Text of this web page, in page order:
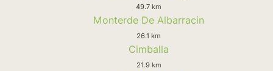
49.7 km
Monterde De Albarracin
26.1 km
Cimballa
21.9 km